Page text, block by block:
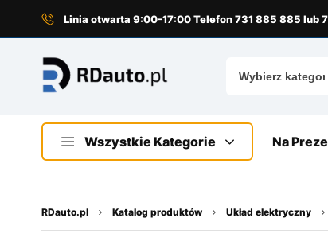
Linia otwarta 9:00-17:00 Telefon 731 885 885 lub
Wszystkie Kategorie Na
RDauto.pl Katalog produktów Układ elektryczny